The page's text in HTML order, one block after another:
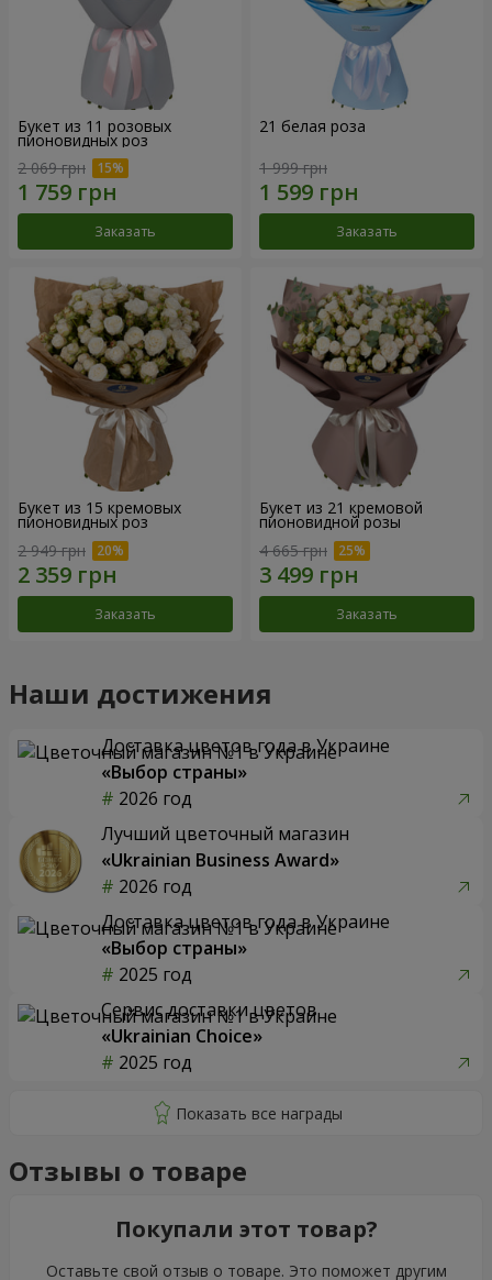
Букет из 11 розовых
пионовидных роз
2 069 грн
Заказать
21 белая роза
1 999 грн
Заказать
Букет из 15 кремовых
пионовидных роз
2 949 грн
Заказать
Букет из 21 кремовой
пионовидной розы
4 665 грн
Заказать
Наши достижения
Доставка цветов года в Украине
«Выбор страны»
2026 год
Лучший цветочный магазин
«Ukrainian Business Award»
2026 год
Доставка цветов года в Украине
«Выбор страны»
2025 год
Сервис доставки цветов
«Ukrainian Choice»
2025 год
Отзывы о товаре
Покупали этот товар?
Оставьте свой отзыв о товаре. Это поможет другим